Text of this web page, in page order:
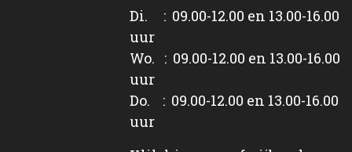
Di. : 09.00-12.00 en 13.00-16.00
uur
Wo. : 09.00-12.00 en 13.00-16.00
uur
Do. : 09.00-12.00 en 13.00-16.00
uur